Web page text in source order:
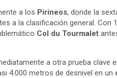
a los Pirineos, donde la
a la clasificación general. Con
Col du Tourmalet
a otra prueba clave
4.000 metros de desnivel en un